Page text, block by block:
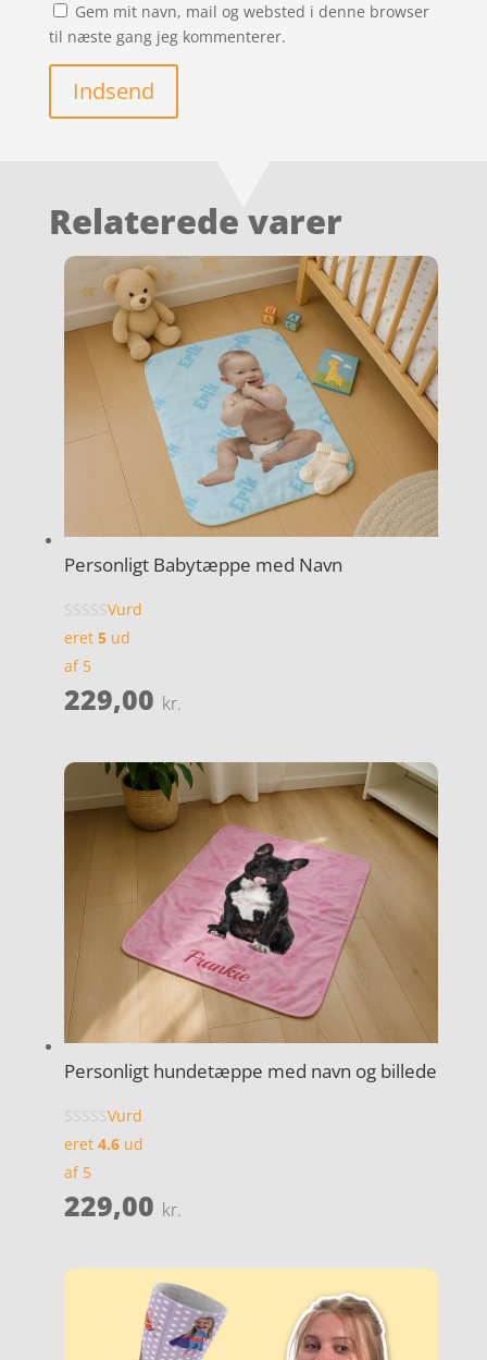
Gem mit navn, mail og websted i denne browser
til næste gang jeg kommenterer.
Indsend
Relaterede varer
Personligt Babytæppe med Navn
Vurd
eret 5ud
af 5
229,00 kr.
Personligt hundetæppe med navn og billede
Vurd
eret 4.6ud
af 5
229,00 kr.